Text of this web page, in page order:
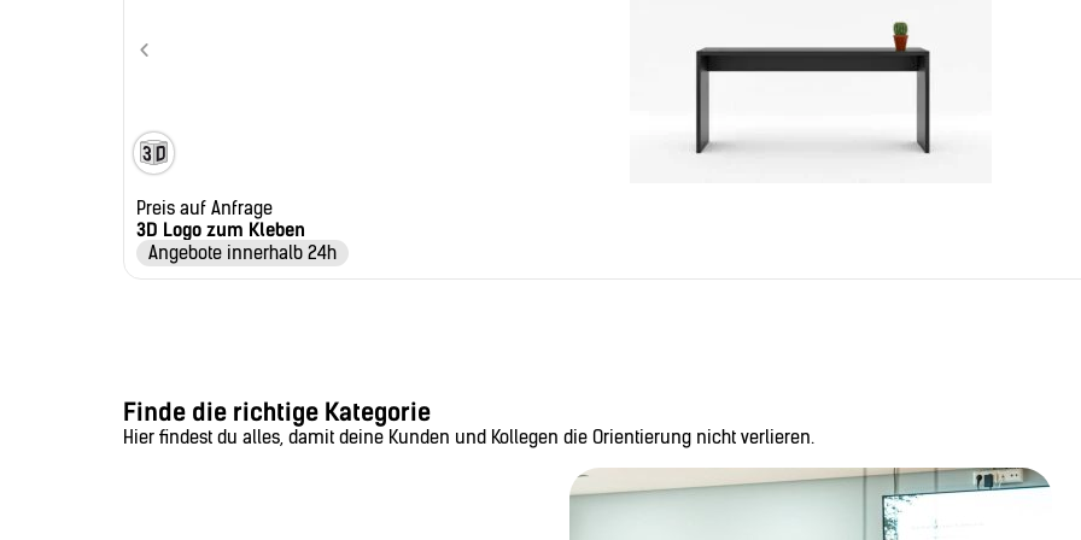
Preis auf Anfrage
3D Logo zum Kleben
Angebote innerhalb 24h
Finde die richtige Kategorie
Hier findest du alles, damit deine Kunden und Kollegen die Orientierung nicht verlieren.